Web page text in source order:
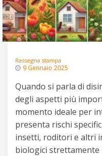
Rassegna stampa
9 Gennaio 2025
Quando si parla di
degli aspetti più
momento ideale per
presenta rischi
insetti, roditori e altri
biologici strettamente